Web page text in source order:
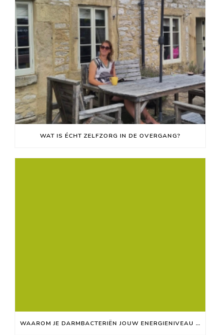
WAT IS ÉCHT ZELFZORG IN DE OVERGANG?
WAAROM JE DARMBACTERIËN JOUW ENERGIENIVEAU BEÏNVLOEDEN